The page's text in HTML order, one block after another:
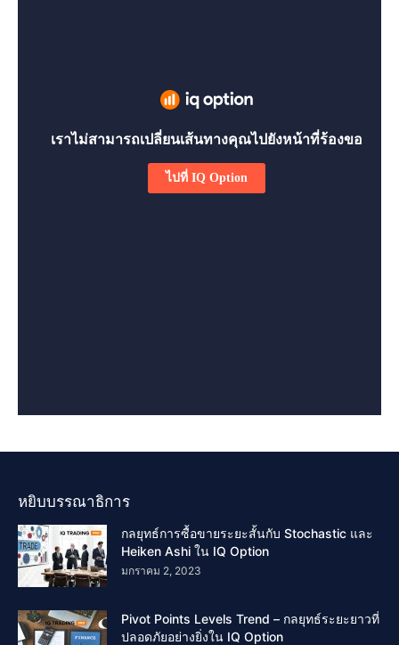
หยิบบรรณาธิการ
กลยุทธ์การซื้อขายระยะสั้นกับ Stochastic และ
Heiken Ashi ใน IQ Option
มกราคม 2, 2023
Pivot Points Levels Trend – กลยุทธ์ระยะยาวที่
ปลอดภัยอย่างยิ่งใน IQ Option